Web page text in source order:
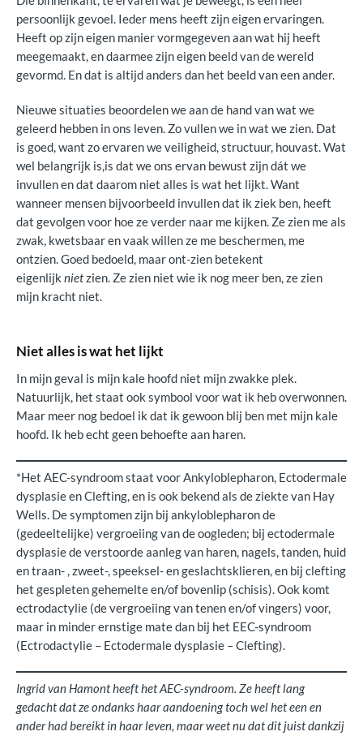
persoonlijk gevoel. Ieder mens heeft zijn eigen ervaringen.
Heeft op zijn eigen manier vormgegeven aan wat hij heeft
meegemaakt, en daarmee zijn eigen beeld van de wereld
gevormd. En dat is altijd anders dan het beeld van een ander.
Nieuwe situaties beoordelen we aan de hand van wat we
geleerd hebben in ons leven. Zo vullen we in wat we zien. Dat
is goed, want zo ervaren we veiligheid, structuur, houvast. Wat
wel belangrijk is,is dat we ons ervan bewust zijn dát we
invullen en dat daarom niet alles is wat het lijkt. Want
wanneer mensen bijvoorbeeld invullen dat ik ziek ben, heeft
dat gevolgen voor hoe ze verder naar me kijken. Ze zien me als
zwak, kwetsbaar en vaak willen ze me beschermen, me
ontzien. Goed bedoeld, maar ont-zien betekent
eigenlijk nietzien. Ze zien niet wie ik nog meer ben, ze zien
mijn kracht niet.
Niet alles is wat het lijkt
In mijn geval is mijn kale hoofd niet mijn zwakke plek.
Natuurlijk, het staat ook symbool voor wat ik heb overwonnen.
Maar meer nog bedoel ik dat ik gewoon blij ben met mijn kale
hoofd. Ik heb echt geen behoefte aan haren.
*Het AEC-syndroom staat voor Ankyloblepharon, Ectodermale
dysplasie en Clefting, en is ook bekend als de ziekte van Hay
Wells. De symptomen zijn bij ankyloblepharon de
(gedeeltelijke) vergroeiing van de oogleden; bij ectodermale
dysplasie de verstoorde aanleg van haren, nagels, tanden, huid
en traan- , zweet-, speeksel- en geslachtsklieren, en bij clefting
het gespleten gehemelte en/of bovenlip (schisis). Ook komt
ectrodactylie (de vergroeiing van tenen en/of vingers) voor,
maar in minder ernstige mate dan bij het EEC-syndroom
(Ectrodactylie – Ectodermale dysplasie – Clefting).
Ingrid van Hamont heeft het AEC-syndroom. Ze heeft lang
gedacht dat ze ondanks haar aandoening toch wel het een en
ander had bereikt in haar leven, maar weet nu dat dit juist dankzij